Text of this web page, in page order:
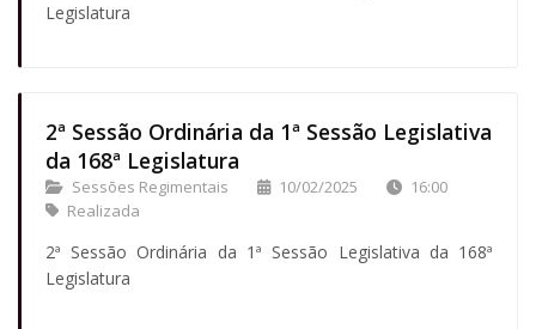
Legislatura
2ª Sessão Ordinária da 1ª Sessão Legislativa
da 168ª Legislatura
Sessões Regimentais 10/02/2025
16:00
Realizada
2ª Sessão Ordinária da 1ª Sessão Legislativa da 168ª
Legislatura